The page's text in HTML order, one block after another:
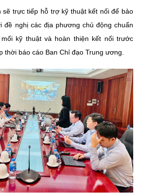
sẽ trực tiếp hỗ trợ kỹ thuật kết nối để bảo
đề nghị các địa phương chủ động chuẩn
kỹ thuật và hoàn thiện kết nối trước
thời báo cáo Ban Chỉ đạo Trung ương.